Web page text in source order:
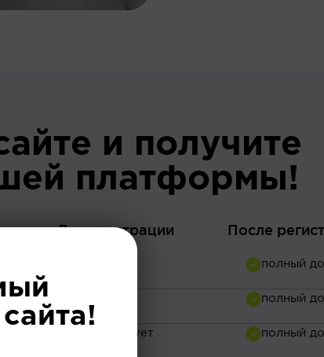
и получите
платформы!
До регистрации После